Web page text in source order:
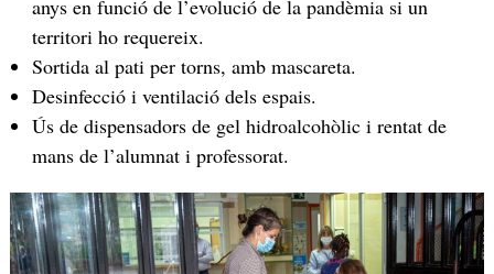
anys en funció de l’evolució de la pandèmia si un
territori ho requereix.
Sortida al pati per torns, amb mascareta.
Desinfecció i ventilació dels espais.
Ús de dispensadors de gel hidroalcohòlic i rentat de
mans de l’alumnat i professorat.